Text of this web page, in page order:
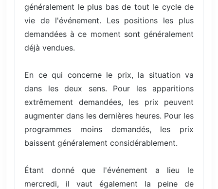
généralement le plus bas de tout le cycle de
vie de l'événement. Les positions les plus
demandées à ce moment sont généralement
déjà vendues.
En ce qui concerne le prix, la situation va
dans les deux sens. Pour les apparitions
extrêmement demandées, les prix peuvent
augmenter dans les dernières heures. Pour les
programmes moins demandés, les prix
baissent généralement considérablement.
Étant donné que l'événement a lieu le
mercredi, il vaut également la peine de